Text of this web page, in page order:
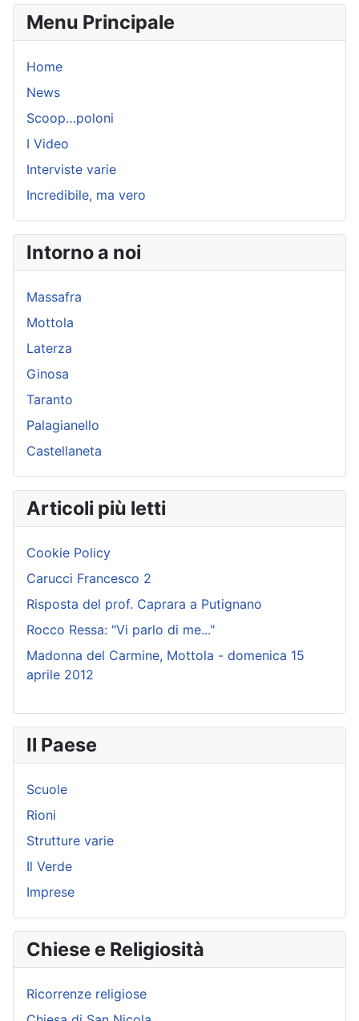
Menu Principale
Home
News
Scoop…poloni
I Video
Interviste varie
Incredibile, ma vero
Intorno a noi
Massafra
Mottola
Laterza
Ginosa
Taranto
Palagianello
Castellaneta
Articoli più letti
Cookie Policy
Carucci Francesco 2
Risposta del prof. Caprara a Putignano
Rocco Ressa: "Vi parlo di me..."
Madonna del Carmine, Mottola - domenica 15
aprile 2012
Il Paese
Scuole
Rioni
Strutture varie
Il Verde
Imprese
Chiese e Religiosità
Ricorrenze religiose